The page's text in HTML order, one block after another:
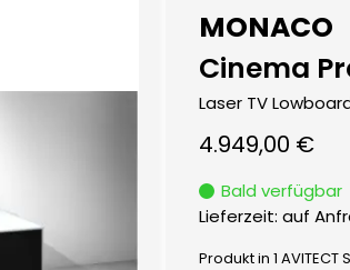
MONACO
Cinema
Laser TV
4.949,00 €
Bald verfügbar
Lieferzeit: auf
Produkt in 1